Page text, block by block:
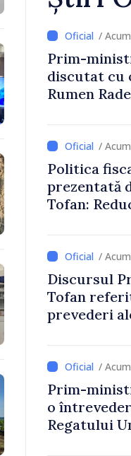
/
Prim-
discutat cu
Rumen
/
Politica
prezentată
Tofan:
/
Discursul
Tofan
prevederi
/
Prim-
o
Regatului